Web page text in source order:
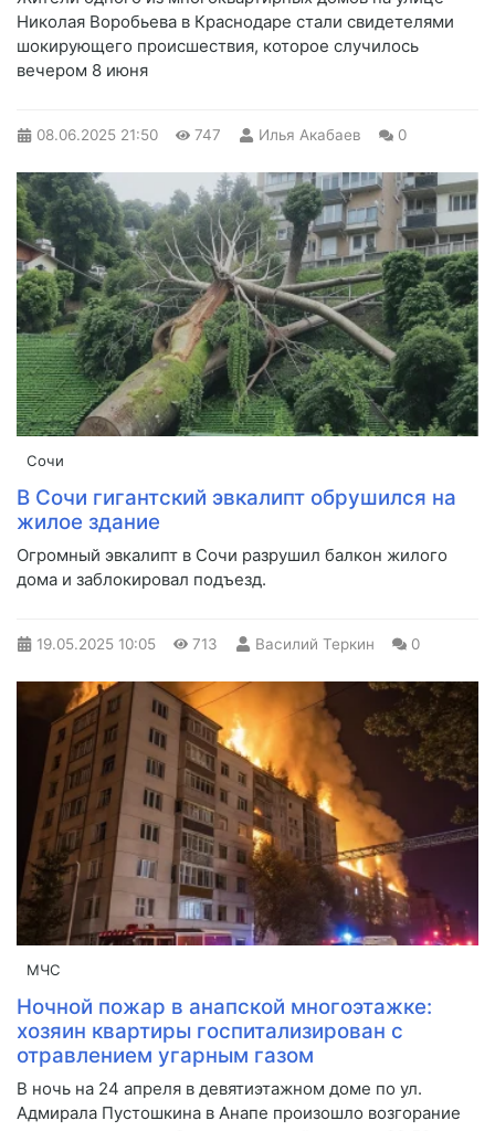
Николая Воробьева в Краснодаре стали свидетелями
шокирующего происшествия, которое случилось
вечером 8 июня
08.06.2025 21:50 747 Илья Акабаев 0
Сочи
В Сочи гигантский эвкалипт обрушился на
жилое здание
Огромный эвкалипт в Сочи разрушил балкон жилого
дома и заблокировал подъезд.
19.05.2025 10:05 713 Василий Теркин 0
МЧС
Ночной пожар в анапской многоэтажке:
хозяин квартиры госпитализирован с
отравлением угарным газом
В ночь на 24 апреля в девятиэтажном доме по ул.
Адмирала Пустошкина в Анапе произошло возгорание